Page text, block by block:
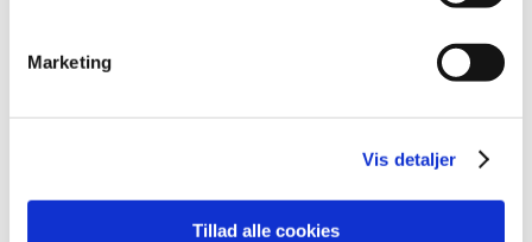
Marketing
Vis detaljer
Tillad alle cookies
Kontakt os for oprettelse